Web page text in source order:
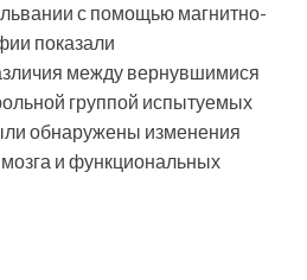
с помощью магнитно-
показали
между вернувшимися
группой испытуемых
обнаружены изменения
мозга и функциональных